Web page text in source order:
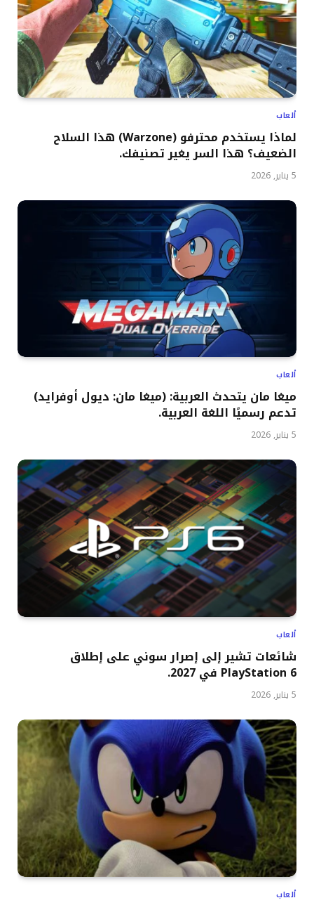
ألعاب
لماذا يستخدم محترفو (Warzone) هذا السلاح
الضعيف؟ هذا السر يغير تصنيفك.
5 يناير, 2026
ألعاب
ميغا مان يتحدث العربية: (ميغا مان: ديول أوفرايد)
تدعم رسميًا اللغة العربية.
5 يناير, 2026
ألعاب
شائعات تشير إلى إصرار سوني على إطلاق
PlayStation 6 في 2027.
5 يناير, 2026
ألعاب